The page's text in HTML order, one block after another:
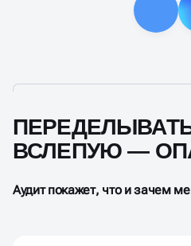
ВСЛЕПУЮ —
Аудит покажет, что и зачем